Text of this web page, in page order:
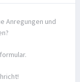
Anregungen und